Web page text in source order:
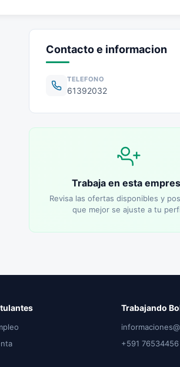
Contacto e informacion
TELEFONO
61392032
Trabaja en esta
Revisa las ofertas disponibles y
que mejor se ajuste a tu
Trabajando
+591 76534456